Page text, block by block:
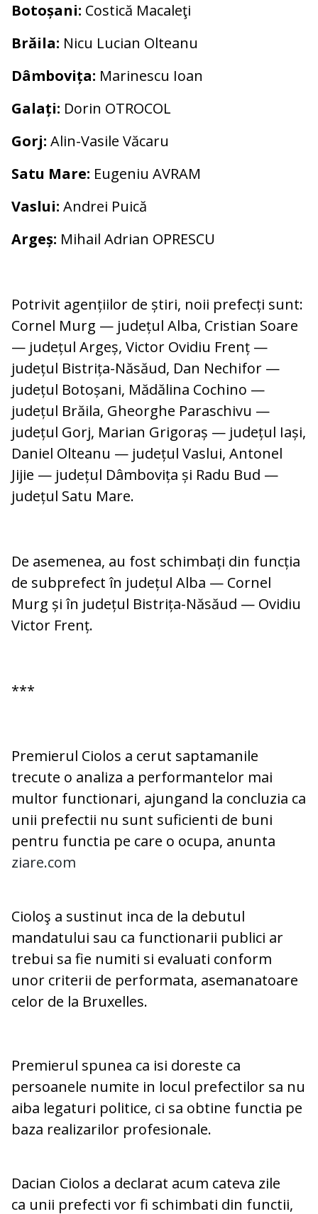
Botoșani: Costică Macaleţi
Brăila: Nicu Lucian Olteanu
Dâmbovița: Marinescu Ioan
Galați: Dorin OTROCOL
Gorj: Alin-Vasile Văcaru
Satu Mare: Eugeniu AVRAM
Vaslui: Andrei Puică
Argeș: Mihail Adrian OPRESCU
Potrivit agențiilor de știri, noii prefecți sunt:
Cornel Murg — județul Alba, Cristian Soare
— județul Argeș, Victor Ovidiu Frenț —
județul Bistrița-Năsăud, Dan Nechifor —
județul Botoșani, Mădălina Cochino —
județul Brăila, Gheorghe Paraschivu —
județul Gorj, Marian Grigoraș — județul Iași,
Daniel Olteanu — județul Vaslui, Antonel
Jijie — județul Dâmbovița și Radu Bud —
județul Satu Mare.
De asemenea, au fost schimbați din funcția
de subprefect în județul Alba — Cornel
Murg și în județul Bistrița-Năsăud — Ovidiu
Victor Frenț.
***
Premierul Ciolos a cerut saptamanile
trecute o analiza a performantelor mai
multor functionari, ajungand la concluzia ca
unii prefectii nu sunt suficienti de buni
pentru functia pe care o ocupa, anunta
ziare.com
Cioloş a sustinut inca de la debutul
mandatului sau ca functionarii publici ar
trebui sa fie numiti si evaluati conform
unor criterii de performata, asemanatoare
celor de la Bruxelles.
Premierul spunea ca isi doreste ca
persoanele numite in locul prefectilor sa nu
aiba legaturi politice, ci sa obtine functia pe
baza realizarilor profesionale.
Dacian Ciolos a declarat acum cateva zile
ca unii prefecti vor fi schimbati din functii,